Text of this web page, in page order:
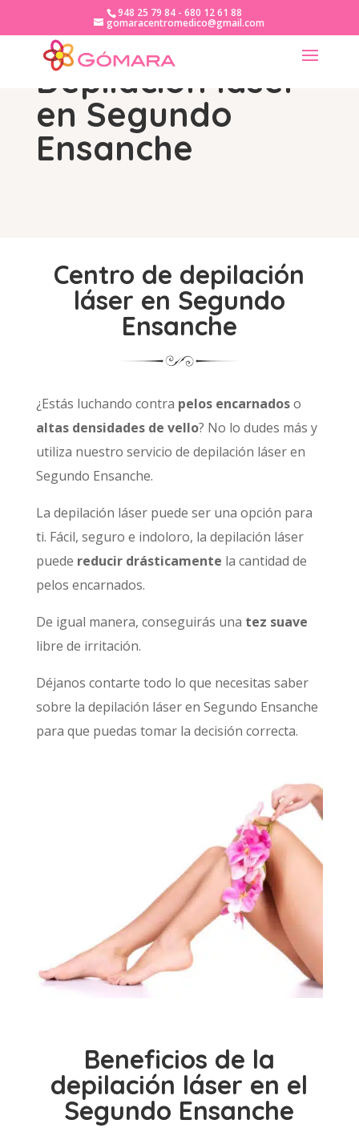
948 25 79 84 - 680 12 61 88
gomaracentromedico@gmail.com
Depilación láser
en Segundo
Ensanche
Centro de depilación
láser en Segundo
Ensanche
¿Estás luchando contra pelos encarnadoso
altas densidades de vello? No lo dudes más y
utiliza nuestro servicio de depilación láser en
Segundo Ensanche.
La depilación láser puede ser una opción para
ti. Fácil, seguro e indoloro, la depilación láser
puede reducir drásticamente la cantidad de
pelos encarnados.
De igual manera, conseguirás una tez suave
libre de irritación.
Déjanos contarte todo lo que necesitas saber
sobre la depilación láser en Segundo Ensanche
para que puedas tomar la decisión correcta.
Beneficios de la
depilación láser en el
Segundo Ensanche